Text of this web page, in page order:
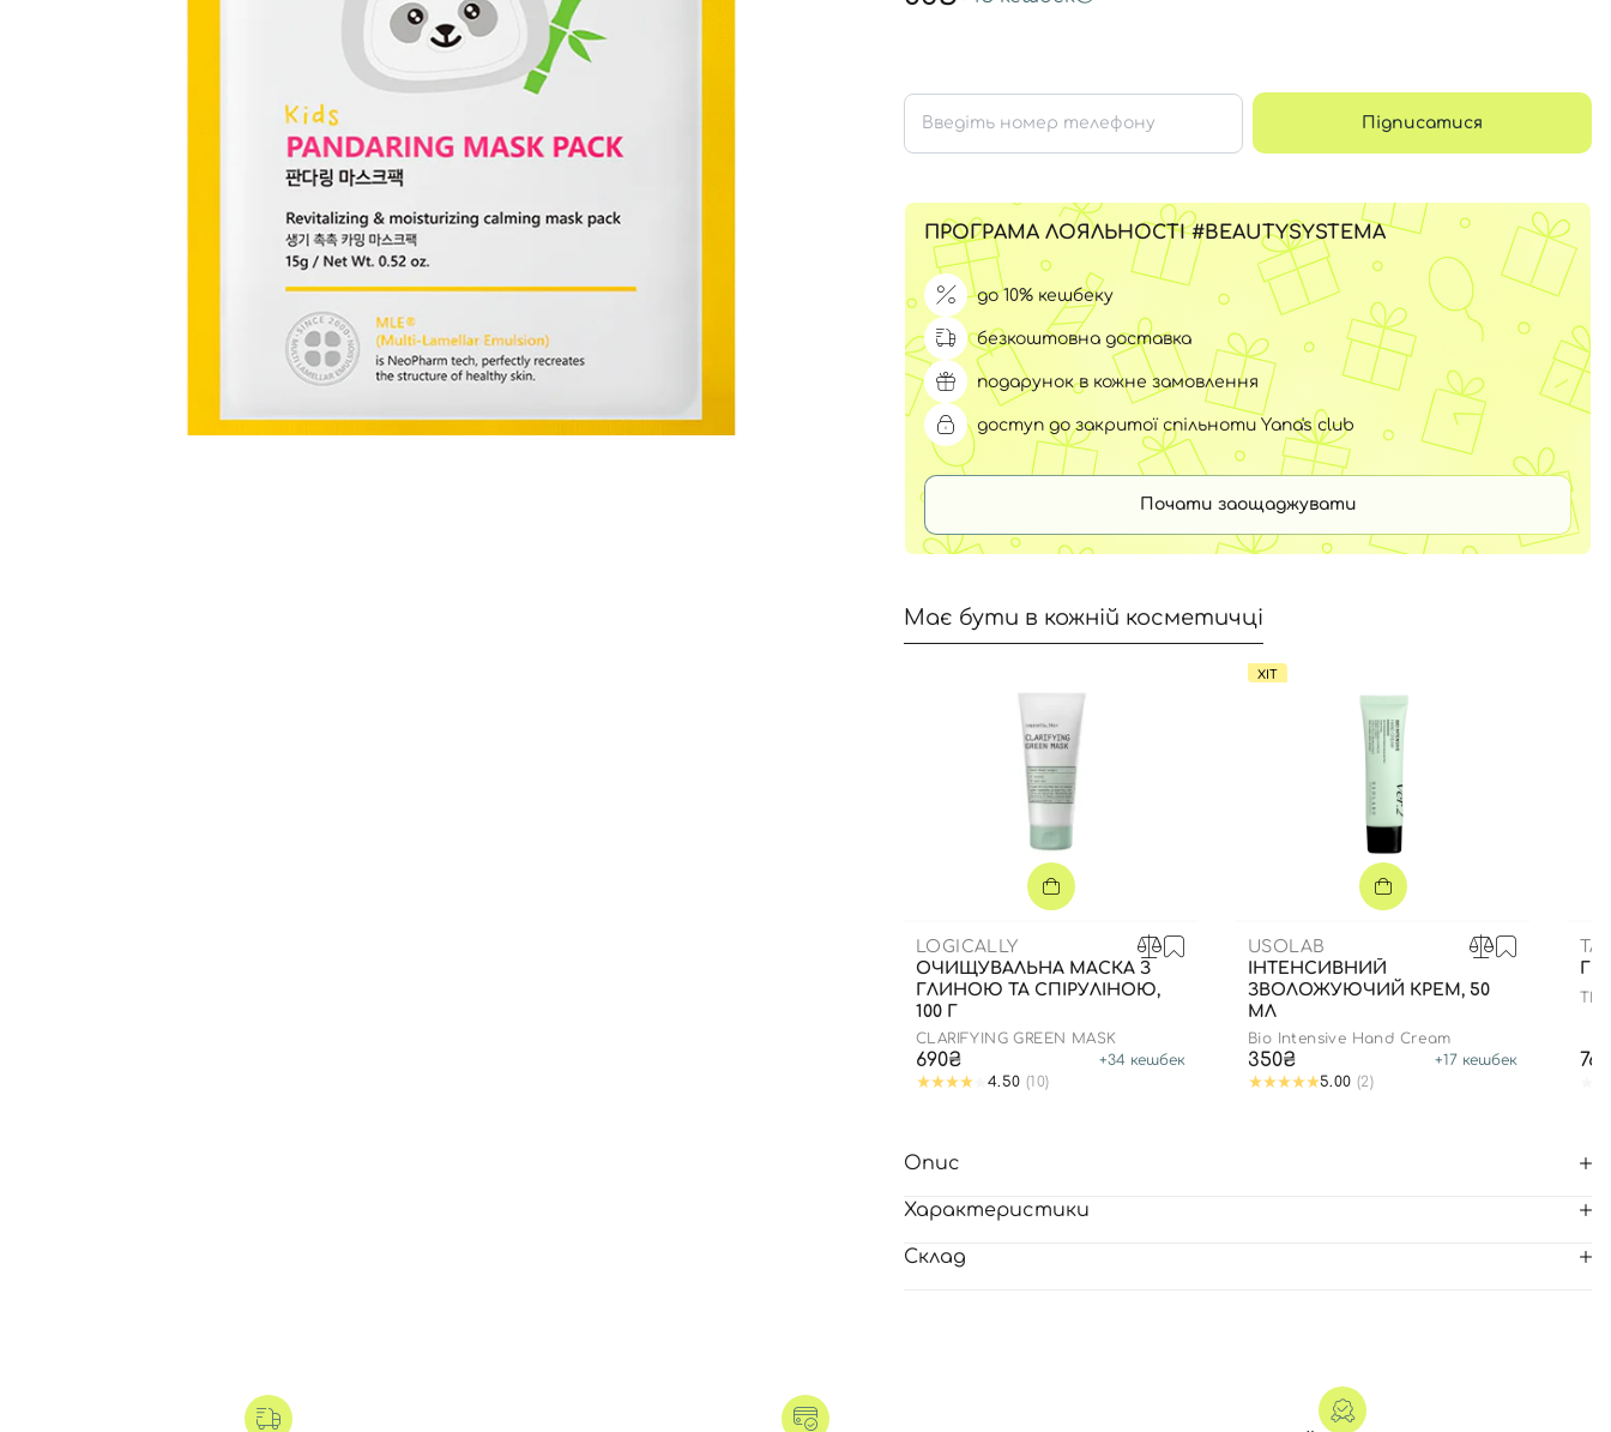
Всі товари
Підписатися
ПРОГРАМА ЛОЯЛЬНОСТІ #BEAUTYSYSTEMA
до 10% кешбеку
безкоштовна доставка
подарунок в кожне замовлення
доступ до закритої спільноти Yana's club
Почати заощаджувати
Має бути в кожній косметичці
LOGICALLY
ОЧИЩУВАЛЬНА МАСКА З
ГЛИНОЮ ТА СПІРУЛІНОЮ,
100 Г
CLARIFYING GREEN MASK
690₴ +34 кешбек
4.50 (10)
ХІТ
USOLAB
ІНТЕНСИВНИЙ
ЗВОЛОЖУЮЧИЙ КРЕМ, 50
МЛ
Bio Intensive Hand Cream
350₴ +17 кешбек
5.00 (2)
Опис
Характеристики
Склад